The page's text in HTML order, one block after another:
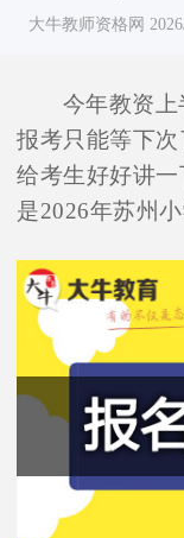
大牛教师资格网
今年教资
报考只能等下
给考生好好讲
是2026年苏州